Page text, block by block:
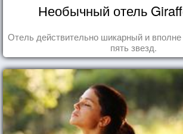
Необычный отель
Отель действительно шикарный и
пять звезд.